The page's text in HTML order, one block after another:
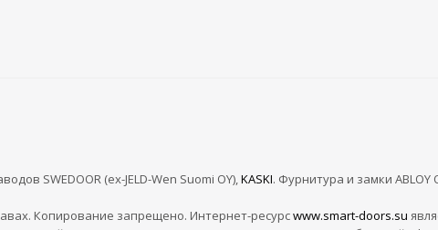
SWEDOOR (ex-JELD-Wen Suomi OY),KASKI. Фурнитура и замки ABLOY
Копирование запрещено. Интернет-ресурсwww.smart-doors.su